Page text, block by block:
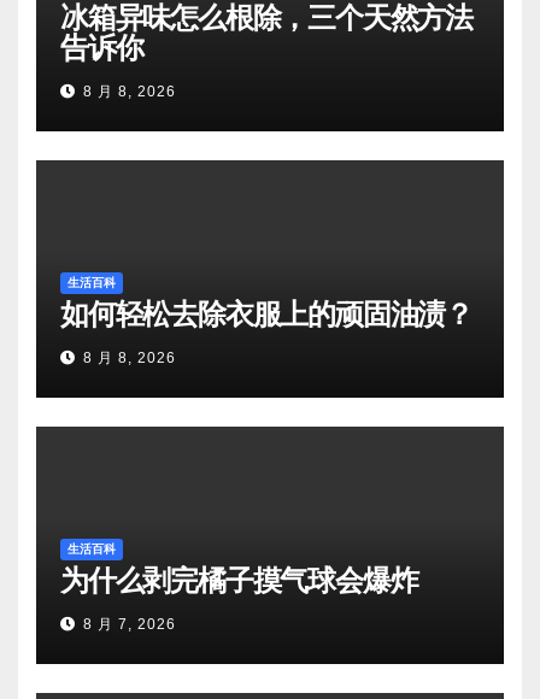
冰箱异味怎么根除，三个天然方法
告诉你
8 月 8, 2026
生活百科
如何轻松去除衣服上的顽固油渍？
8 月 8, 2026
生活百科
为什么剥完橘子摸气球会爆炸
8 月 7, 2026